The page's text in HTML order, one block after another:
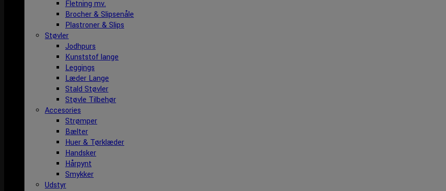
Fletning mv.
Brocher & Slipsenåle
Plastroner & Slips
Støvler
Jodhpurs
Kunststof lange
Leggings
Læder Lange
Stald Støvler
Støvle Tilbehør
Accesories
Strømper
Bælter
Huer & Tørklæder
Handsker
Hårpynt
Smykker
Udstyr